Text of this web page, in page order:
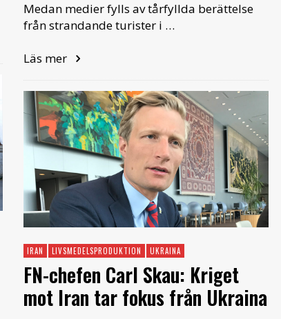
Medan medier fylls av tårfyllda berättelse
från strandande turister i …
Läs mer
IRAN LIVSMEDELSPRODUKTION UKRAINA
FN-chefen Carl Skau: Kriget
mot Iran tar fokus från Ukraina